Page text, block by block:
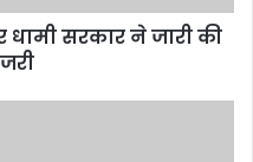
सरकार ने जारी की